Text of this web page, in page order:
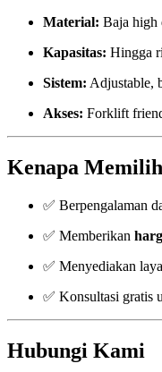
Material: Baja high
Kapasitas: Hingga
Sistem: Adjustable,
Akses: Forklift
Kenapa
✅ Berpengalaman
✅ Memberikan
✅ Menyediakan
✅ Konsultasi gratis
Hubungi Kami